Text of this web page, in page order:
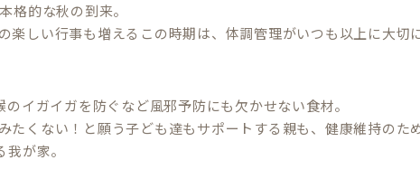
格的な秋の到来。
楽しい行事も増えるこの時期は、体調管理がいつも以上に大切
のイガイガを防ぐなど風邪予防にも欠かせない食材。
たくない！と願う子ども達もサポートする親も、健康維持のた
が家。